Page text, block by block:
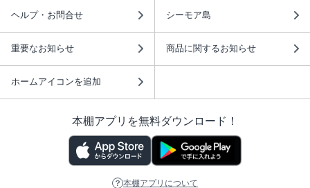
ヘルプ・お問合せ シーモア島
重要なお知らせ 商品に関するお知らせ
ホームアイコンを追加
本棚アプリを無料ダウンロード！
本棚アプリについて